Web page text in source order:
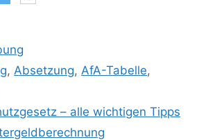
, Absetzung, AfA-Tabelle,
– alle wichtigen Tipps